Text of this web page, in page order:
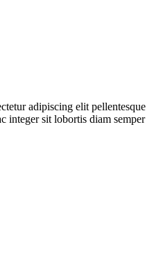
adipiscing elit pellentesque
integer sit lobortis diam semper